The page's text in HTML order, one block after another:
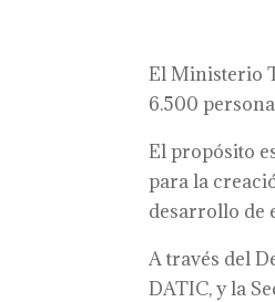
El Ministerio
6.500
El propósito
para la
desarrollo de
A través del
DATIC, y la